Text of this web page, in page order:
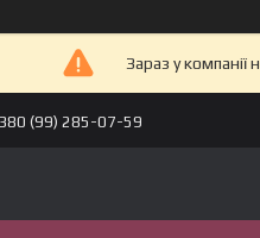
Зараз у
(99) 285-07-59